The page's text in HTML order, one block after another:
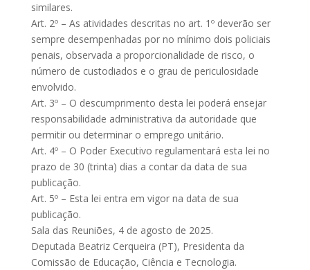
similares.
Art. 2º – As atividades descritas no art. 1º deverão ser
sempre desempenhadas por no mínimo dois policiais
penais, observada a proporcionalidade de risco, o
número de custodiados e o grau de periculosidade
envolvido.
Art. 3º – O descumprimento desta lei poderá ensejar
responsabilidade administrativa da autoridade que
permitir ou determinar o emprego unitário.
Art. 4º – O Poder Executivo regulamentará esta lei no
prazo de 30 (trinta) dias a contar da data de sua
publicação.
Art. 5º – Esta lei entra em vigor na data de sua
publicação.
Sala das Reuniões, 4 de agosto de 2025.
Deputada Beatriz Cerqueira (PT), Presidenta da
Comissão de Educação, Ciência e Tecnologia.